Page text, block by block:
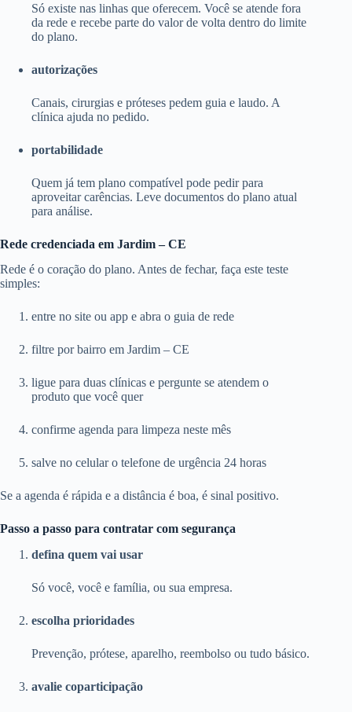
Só existe nas linhas que oferecem. Você se atende fora
da rede e recebe parte do valor de volta dentro do limite
do plano.
autorizações
Canais, cirurgias e próteses pedem guia e laudo. A
clínica ajuda no pedido.
portabilidade
Quem já tem plano compatível pode pedir para
aproveitar carências. Leve documentos do plano atual
para análise.
Rede credenciada em Jardim – CE
Rede é o coração do plano. Antes de fechar, faça este teste
simples:
entre no site ou app e abra o guia de rede
filtre por bairro em Jardim – CE
ligue para duas clínicas e pergunte se atendem o
produto que você quer
confirme agenda para limpeza neste mês
salve no celular o telefone de urgência 24 horas
Se a agenda é rápida e a distância é boa, é sinal positivo.
Passo a passo para contratar com segurança
defina quem vai usar
Só você, você e família, ou sua empresa.
escolha prioridades
Prevenção, prótese, aparelho, reembolso ou tudo básico.
avalie coparticipação